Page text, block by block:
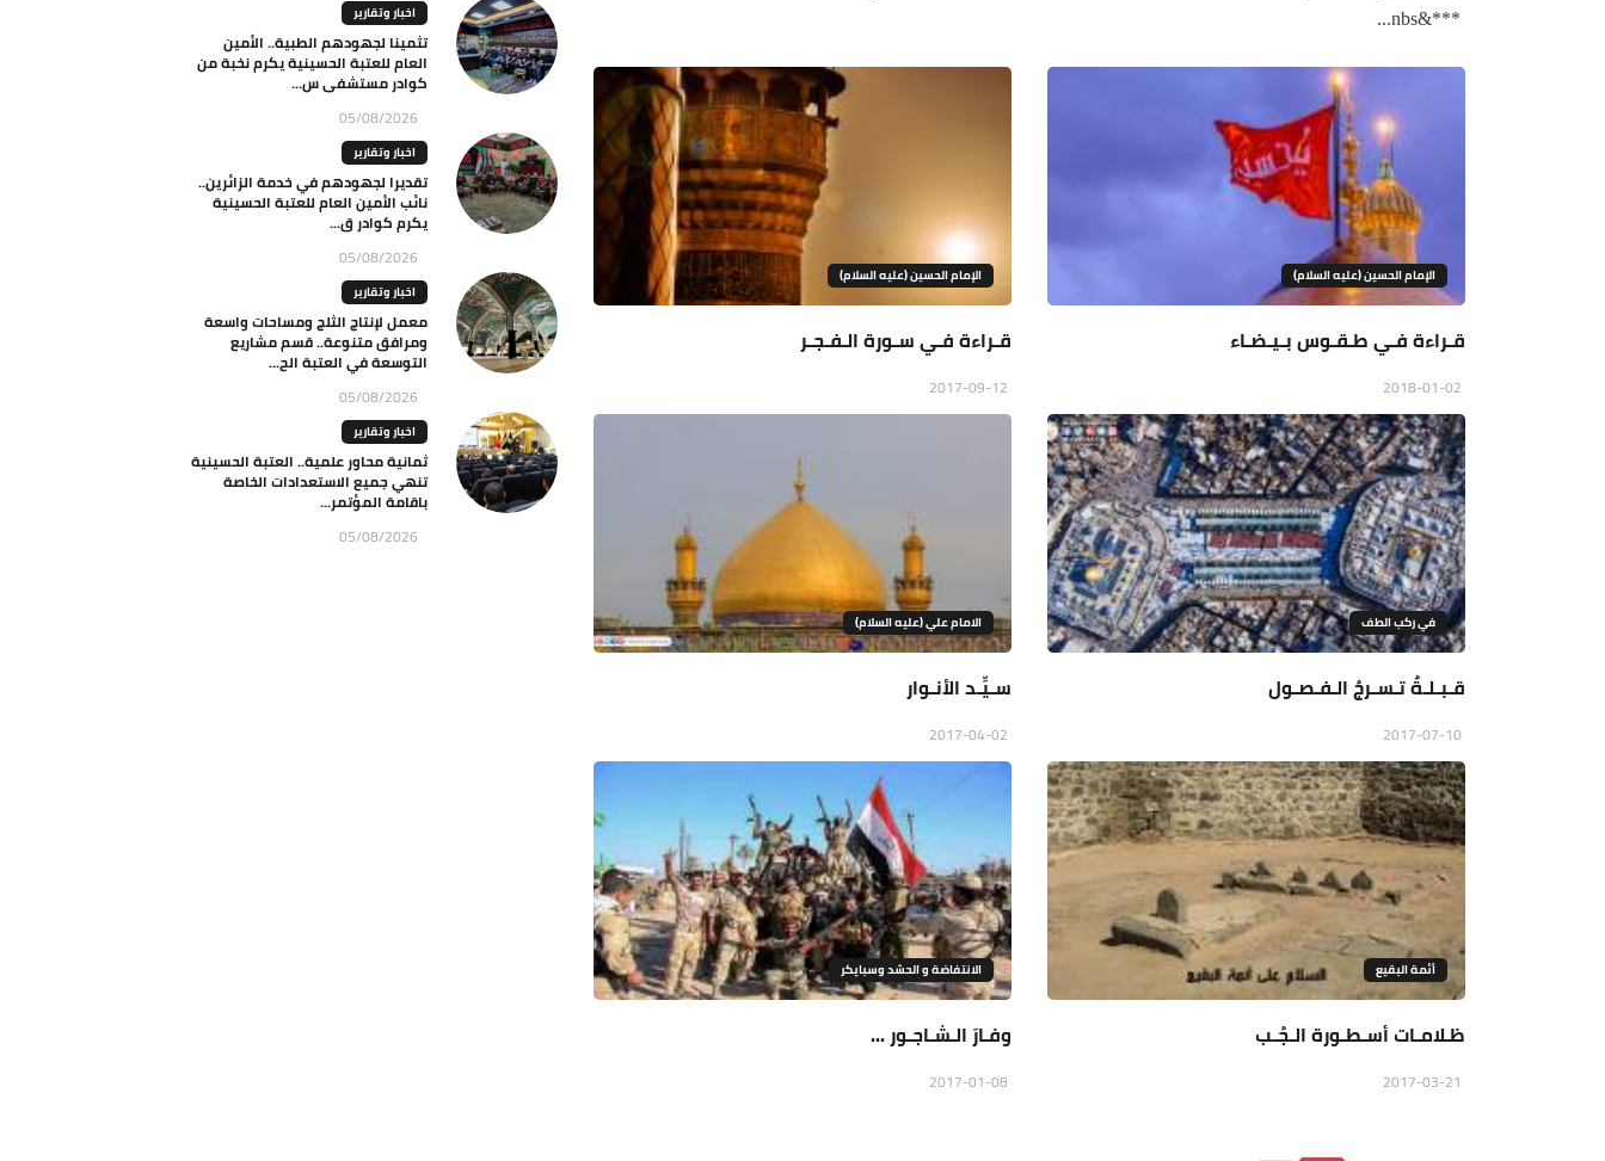
***&nbs...
الإمام الحسين (عليه السلام)
قـراءة فـي طـقـوس بـيـضـاء
الإمام الحسين (عليه السلام)
قـراءة فـي سـورة الـفـجـر
في ركب الطف
قـبـلـةٌ تـسـرجُ الـفـصـول
الامام علي (عليه السلام)
سـيِّـد الأنـوار
أئمة البقيع
ظـلامـات أسـطـورة الـجُـب
الانتفاضة و الحشد وسبايكر
وفـارَ الـشـاجـور ...
اخبار وتقارير
تثمينا لجهودهم الطبية.. الأمين
العام للعتبة الحسينية يكرم نخبة من
كوادر مستشفى س...
05/08/2026
اخبار وتقارير
تقديرا لجهودهم في خدمة الزائرين..
نائب الأمين العام للعتبة الحسينية
يكرم كوادر ق...
05/08/2026
اخبار وتقارير
معمل لإنتاج الثلج ومساحات واسعة
ومرافق متنوعة.. قسم مشاريع
التوسعة في العتبة الح...
05/08/2026
اخبار وتقارير
ثمانية محاور علمية.. العتبة الحسينية
تنهي جميع الاستعدادات الخاصة
باقامة المؤتمر...
05/08/2026